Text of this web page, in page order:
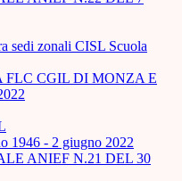
sedi zonali CISL Scuola
CGIL DI MONZA E
1946 - 2 giugno 2022
ANIEF N.21 DEL 30